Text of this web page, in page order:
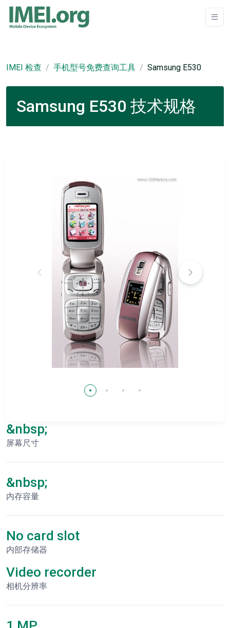
IMEI 检查 手机型号免费查询工具 Samsung E530
Samsung E530 技术规格
&nbsp;
屏幕尺寸
&nbsp;
内存容量
No card slot
内部存储器
Video recorder
相机分辨率